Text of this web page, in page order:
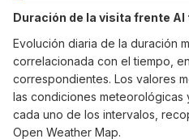
Duración de la visita frente AI
Evolución diaria de la duración
correlacionada con el tiempo,
correspondientes. Los valores
las condiciones meteorológicas
cada uno de los intervalos,
Open Weather Map.